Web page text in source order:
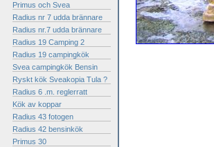
Primus och Svea
Radius nr 7 udda brännare
Radius nr.7 udda brännare
Radius 19 Camping 2
Radius 19 campingkök
Svea campingkök Bensin
Ryskt kök Sveakopia Tula ?
Radius 6 .m. reglerratt
Kök av koppar
Radius 43 fotogen
Radius 42 bensinkök
Primus 30